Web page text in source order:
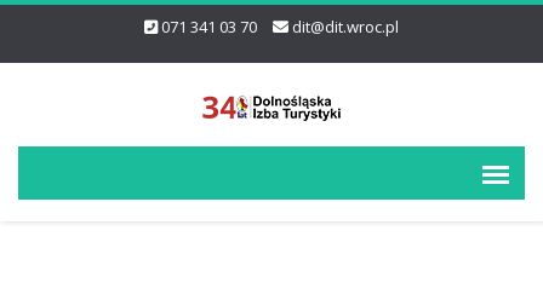
071 341 03 70 dit@dit.wroc.pl